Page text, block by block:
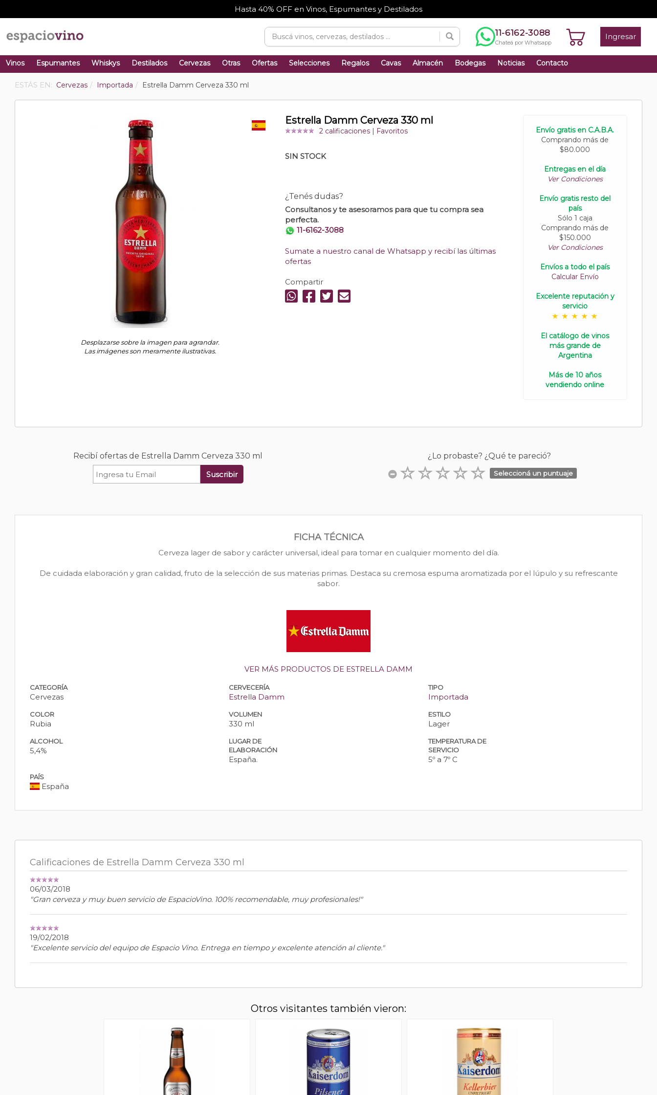
Hasta 40% OFF en Vinos, Espumantes y Destilados
11-6162-3088
Chateá por Whatsapp
Ingresar
Vinos Espumantes Whiskys Destilados Cervezas Otras Ofertas Selecciones Regalos Cavas Almacén Bodegas Noticias Contacto
ESTÁS EN: Cervezas Importada Estrella Damm Cerveza 330 ml
Desplazarse sobre la imagen para agrandar.
Las imágenes son meramente ilustrativas.
Estrella Damm Cerveza 330 ml
2 calificaciones| Favoritos
SIN STOCK
¿Tenés dudas?
Consultanos y te asesoramos para que tu compra sea
perfecta.
11-6162-3088
Sumate a nuestro canal de Whatsapp y recibí las últimas
ofertas
Compartir
Envío gratis en C.A.B.A.
Comprando más de
$80.000
Entregas en el día
Ver Condiciones
Envío gratis resto del
país
Sólo 1 caja
Comprando más de
$150.000
Ver Condiciones
Envíos a todo el país
Calcular Envío
Excelente reputación y
servicio
El catálogo de vinos
más grande de
Argentina
Más de 10 años
vendiendo online
Recibí ofertas de Estrella Damm Cerveza 330 ml
Suscribir
¿Lo probaste? ¿Qué te pareció?
Seleccioná un puntuaje
FICHA TÉCNICA
Cerveza lager de sabor y carácter universal, ideal para tomar en cualquier momento del día.
De cuidada elaboración y gran calidad, fruto de la selección de sus materias primas. Destaca su cremosa espuma aromatizada por el lúpulo y su refrescante
sabor.
VER MÁS PRODUCTOS DE ESTRELLA DAMM
CATEGORÍA
Cervezas
CERVECERÍA
Estrella Damm
TIPO
Importada
COLOR
Rubia
VOLUMEN
330 ml
ESTILO
Lager
ALCOHOL
5,4%
LUGAR DE
ELABORACIÓN
España.
TEMPERATURA DE
SERVICIO
5º a 7º C
PAÍS
España
Calificaciones de Estrella Damm Cerveza 330 ml
06/03/2018
"Gran cerveza y muy buen servicio de EspacioVino. 100% recomendable, muy profesionales!"
19/02/2018
"Excelente servicio del equipo de Espacio Vino. Entrega en tiempo y excelente atención al cliente."
Otros visitantes también vieron: